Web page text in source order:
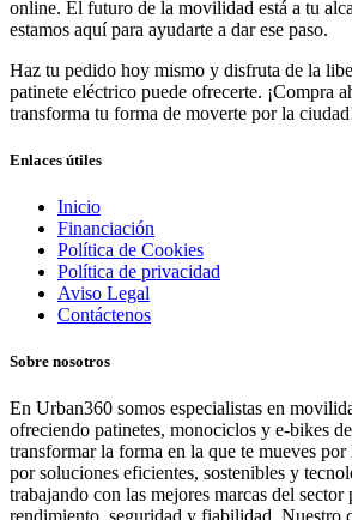
online. El futuro de la movilidad está a tu
estamos aquí para ayudarte a dar ese paso.
Haz tu pedido hoy mismo y disfruta de la
patinete eléctrico puede ofrecerte. ¡Compra
transforma tu forma de moverte por la
Enlaces útiles
Inicio
Financiación
Política de Cookies
Política de privacidad
Aviso Legal
Contáctenos
Sobre nosotros
En Urban360 somos especialistas en
ofreciendo patinetes, monociclos y e-bikes
transformar la forma en la que te mueves
por soluciones eficientes, sostenibles y
trabajando con las mejores marcas del sector